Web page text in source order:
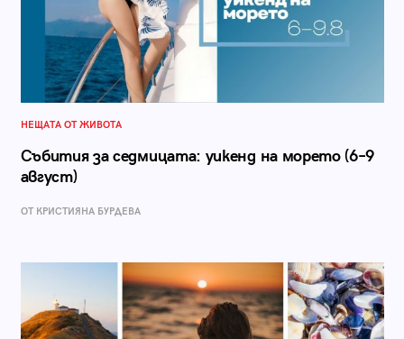
НЕЩАТА ОТ ЖИВОТА
Събития за седмицата: уикенд на морето (6–9
август)
ОТ КРИСТИЯНА БУРДЕВА